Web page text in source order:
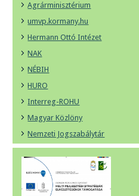
Agrárminisztérium
umvp.kormany.hu
Hermann Ottó Intézet
NAK
NÉBIH
HURO
Interreg-ROHU
Magyar Közlöny
Nemzeti Jogszabálytár